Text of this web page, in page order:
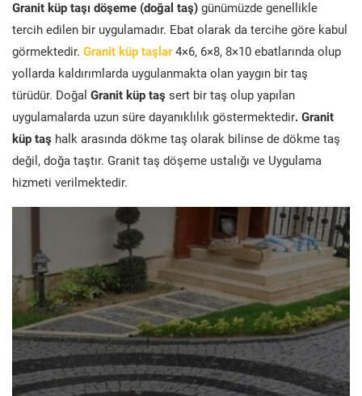
Granit küp taşı döşeme (doğal taş) günümüzde genellikle
tercih edilen bir uygulamadır. Ebat olarak da tercihe göre kabul
görmektedir. Granit küp taşlar 4×6, 6×8, 8×10 ebatlarında olup
yollarda kaldırımlarda uygulanmakta olan yaygın bir taş
türüdür. Doğal Granit küp taş sert bir taş olup yapılan
uygulamalarda uzun süre dayanıklılık göstermektedir. Granit
küp taş halk arasında dökme taş olarak bilinse de dökme taş
değil, doğa taştır. Granit taş döşeme ustalığı ve Uygulama
hizmeti verilmektedir.